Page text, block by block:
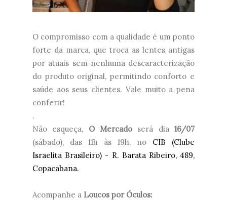
O compromisso com a qualidade é um ponto
forte da marca, que troca as lentes antigas
por atuais sem nenhuma descaracterização
do produto original, permitindo conforto e
saúde aos seus clientes. Vale muito a pena
conferir!
.
Não esqueça, O Mercado será dia16/07
(sábado), das 11h às 19h, no CIB (Clube
Israelita Brasileiro) - R. Barata Ribeiro, 489,
Copacabana.
Acompanhe a Loucos por Óculos: